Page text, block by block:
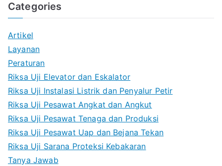
Categories
Artikel
Layanan
Peraturan
Riksa Uji Elevator dan Eskalator
Riksa Uji Instalasi Listrik dan Penyalur Petir
Riksa Uji Pesawat Angkat dan Angkut
Riksa Uji Pesawat Tenaga dan Produksi
Riksa Uji Pesawat Uap dan Bejana Tekan
Riksa Uji Sarana Proteksi Kebakaran
Tanya Jawab